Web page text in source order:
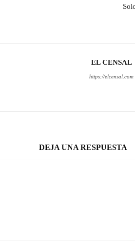
EL CENSAL
https://elcensal.com
DEJA UNA RESPUESTA